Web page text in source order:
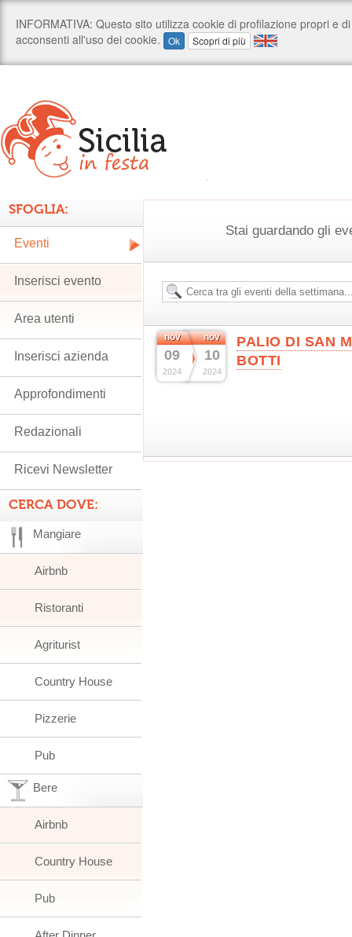
Stai guardando gli
nov
09
2024
nov
10
2024
PALIO DI SAN
BOTTI
SFOGLIA:
Eventi
Inserisci evento
Area utenti
Inserisci azienda
Approfondimenti
Redazionali
Ricevi Newsletter
CERCA DOVE:
Mangiare
Airbnb
Ristoranti
Agriturist
Country House
Pizzerie
Pub
Bere
Airbnb
Country House
Pub